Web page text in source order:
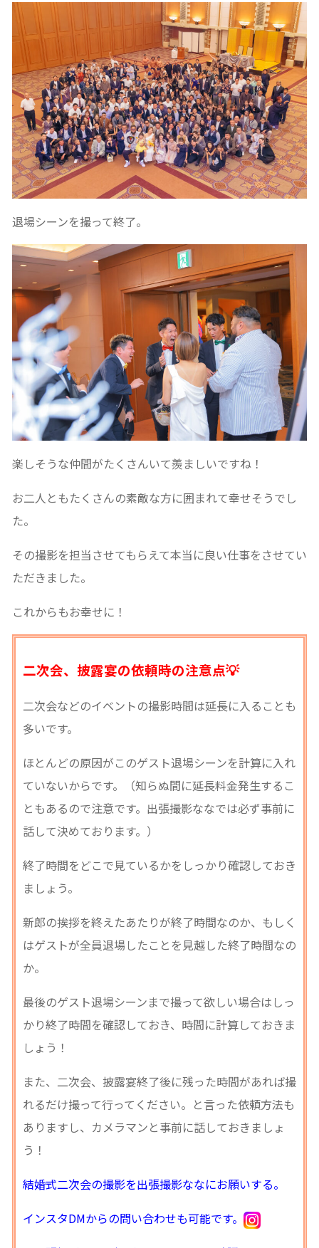
退場シーンを撮って終了。
楽しそうな仲間がたくさんいて羨ましいですね！
お二人ともたくさんの素敵な方に囲まれて幸せそうでし
た。
その撮影を担当させてもらえて本当に良い仕事をさせてい
ただきました。
これからもお幸せに！
二次会、披露宴の依頼時の注意点💡
二次会などのイベントの撮影時間は延長に入ることも
多いです。
ほとんどの原因がこのゲスト退場シーンを計算に入れ
ていないからです。（知らぬ間に延長料金発生するこ
ともあるので注意です。出張撮影ななでは必ず事前に
話して決めております。）
終了時間をどこで見ているかをしっかり確認しておき
ましょう。
新郎の挨拶を終えたあたりが終了時間なのか、もしく
はゲストが全員退場したことを見越した終了時間なの
か。
最後のゲスト退場シーンまで撮って欲しい場合はしっ
かり終了時間を確認しておき、時間に計算しておきま
しょう！
また、二次会、披露宴終了後に残った時間があれば撮
れるだけ撮って行ってください。と言った依頼方法も
ありますし、カメラマンと事前に話しておきましょ
う！
結婚式二次会の撮影を出張撮影ななにお願いする。
インスタDMからの問い合わせも可能です。